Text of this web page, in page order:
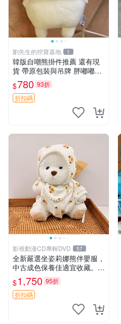
劉先生的挖寶基地 1
韓版自嘲熊掛件推薦 還有現
貨 帶原包裝與吊牌 胖嘟嘟超
可愛 毛絨手感佳 小熊掛件 自
嘲抱枕 小熊抱枕
$780 93折
折扣碼
影視動漫CD專輯DVD 57
全新嚴選坐姿莉娜熊伴嬰服，
中古成色保養佳適宜收藏。無
盒子但品質完好，快速出貨。
建議入手！ 中古 玩偶 滬漫
$1,750 95折
折扣碼